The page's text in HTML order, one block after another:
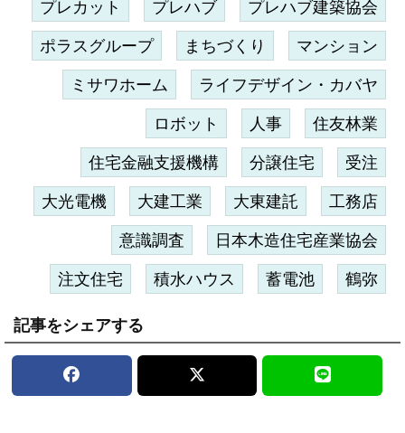
プレカット プレハブ プレハブ建築協会
ポラスグループ まちづくり マンション
ミサワホーム ライフデザイン・カバヤ
ロボット 人事 住友林業
住宅金融支援機構 分譲住宅 受注
大光電機 大建工業 大東建託 工務店
意識調査 日本木造住宅産業協会
注文住宅 積水ハウス 蓄電池 鶴弥
記事をシェアする